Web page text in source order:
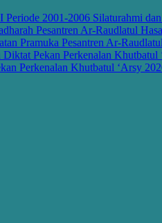
2001-2006 Silaturahmi
Pesantren Ar-Raudlatul
Pramuka Pesantren Ar-
Diktat Pekan Perkenalan Khutbatul
Perkenalan Khutbatul ‘Arsy